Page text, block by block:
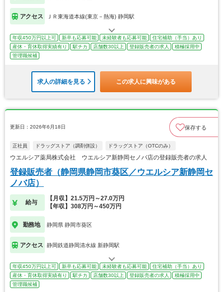
アクセス ＪＲ東海道本線(東京－熱海) 静岡駅
年収450万円以上可 新卒も応募可能 未経験者も応募可能
住宅補助（手当）あり
産休・育休取得実績有り
駅チカ 店舗数30以上 登録販売者の求人
積極採用中
管理職候補
求人の詳細を見る この求人に興味がある
更新日：2026年6月18日 保存する
正社員 ドラッグストア（調剤併設） ドラッグストア（OTCのみ）
ウエルシア薬局株式会社 ウエルシア新静岡セノバ店の登録販売者の求人
登録販売者（静岡県静岡市葵区／ウエルシア新静岡セ
ノバ店）
給与
【月収】21.5万円～27.0万円
【年収】308万円～450万円
勤務地 静岡県 静岡市葵区
アクセス 静岡鉄道静岡清水線 新静岡駅
年収450万円以上可 新卒も応募可能 未経験者も応募可能
住宅補助（手当）あり
産休・育休取得実績有り
駅チカ 店舗数30以上 登録販売者の求人
積極採用中
管理職候補